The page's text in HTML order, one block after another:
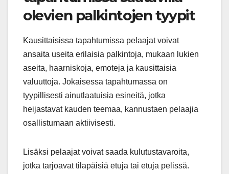
olevien palkintojen tyypit
Kausittaisissa tapahtumissa pelaajat voivat
ansaita useita erilaisia palkintoja, mukaan lukien
aseita, haarniskoja, emoteja ja kausittaisia
valuuttoja. Jokaisessa tapahtumassa on
tyypillisesti ainutlaatuisia esineitä, jotka
heijastavat kauden teemaa, kannustaen pelaajia
osallistumaan aktiivisesti.
Lisäksi pelaajat voivat saada kulutustavaroita,
jotka tarjoavat tilapäisiä etuja tai etuja pelissä.